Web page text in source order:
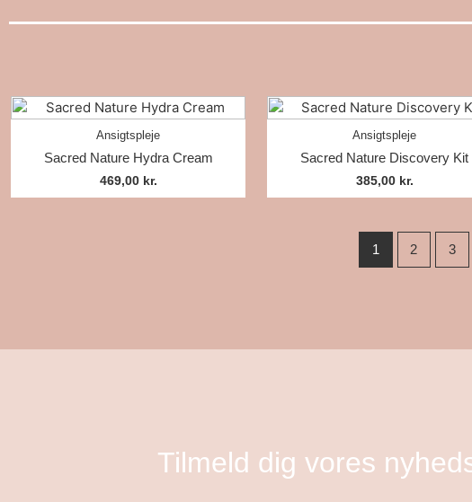
Ansigtspleje
Sacred Nature Hydra Cream
469,00 kr.
Ansigtspleje
Sacred Nature Discovery Kit
385,00 kr.
1 2 3
Tilmeld dig vores